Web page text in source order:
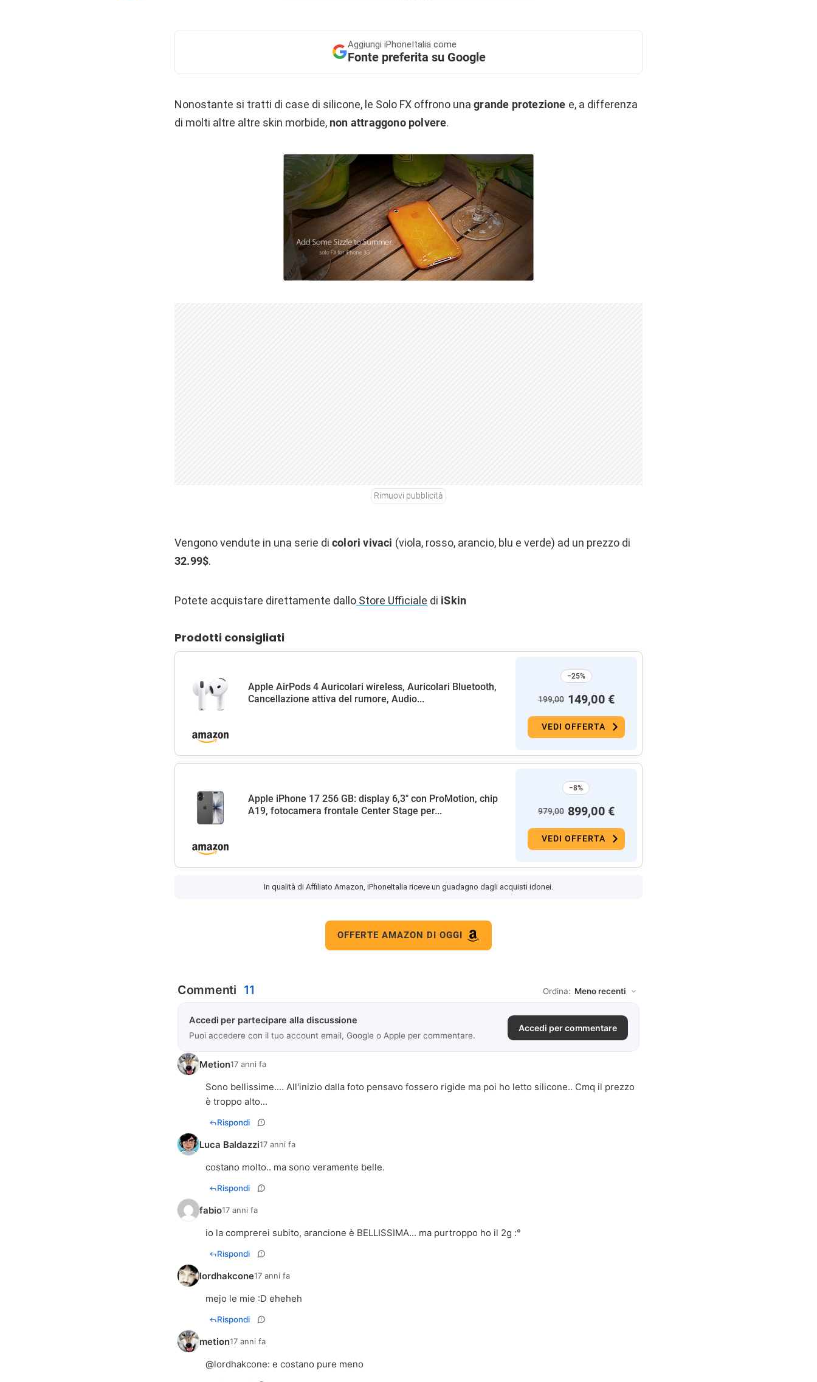
Aggiungi iPhoneItalia come
Fonte preferita su Google
Nonostante si tratti di case di silicone, le Solo FX offrono una grande protezione e, a differenza
di molti altre altre skin morbide, non attraggono polvere.
Rimuovi pubblicità
Vengono vendute in una serie di colori vivaci (viola, rosso, arancio, blu e verde) ad un prezzo di
32.99$.
Potete acquistare direttamente dallo Store Ufficiale di iSkin
Prodotti consigliati
Apple AirPods 4 Auricolari wireless, Auricolari Bluetooth,
Cancellazione attiva del rumore, Audio...
−25%
199,00 149,00 €
VEDI OFFERTA
Apple iPhone 17 256 GB: display 6,3" con ProMotion, chip
A19, fotocamera frontale Center Stage per...
−8%
979,00 899,00 €
VEDI OFFERTA
In qualità di Affiliato Amazon, iPhoneItalia riceve un guadagno dagli acquisti idonei.
OFFERTE AMAZON DI OGGI
Commenti 11 Ordina:
Accedi per partecipare alla discussione
Puoi accedere con il tuo account email, Google o Apple per commentare.
Accedi per commentare
Metion17 anni fa
Sono bellissime.... All'inizio dalla foto pensavo fossero rigide ma poi ho letto silicone.. Cmq il prezzo
è troppo alto...
Rispondi
Luca Baldazzi17 anni fa
costano molto.. ma sono veramente belle.
Rispondi
fabio17 anni fa
io la comprerei subito, arancione è BELLISSIMA... ma purtroppo ho il 2g :°
Rispondi
lordhakcone17 anni fa
mejo le mie :D eheheh
Rispondi
metion17 anni fa
@lordhakcone: e costano pure meno